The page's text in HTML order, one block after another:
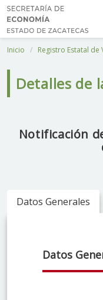
Inicio Registro Estatal
Detalles de
Notificación
Datos Generales
Datos